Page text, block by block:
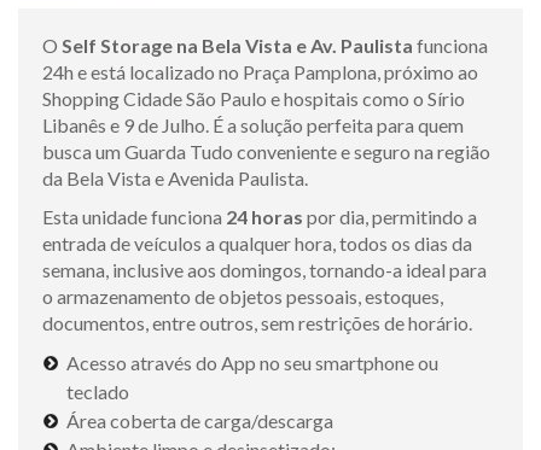
O Self Storage na Bela Vista e Av. Paulista funciona
24h e está localizado no Praça Pamplona, próximo ao
Shopping Cidade São Paulo e hospitais como o Sírio
Libanês e 9 de Julho. É a solução perfeita para quem
busca um Guarda Tudo conveniente e seguro na região
da Bela Vista e Avenida Paulista.
Esta unidade funciona 24 horas por dia, permitindo a
entrada de veículos a qualquer hora, todos os dias da
semana, inclusive aos domingos, tornando-a ideal para
o armazenamento de objetos pessoais, estoques,
documentos, entre outros, sem restrições de horário.
Acesso através do App no seu smartphone ou
teclado
Área coberta de carga/descarga